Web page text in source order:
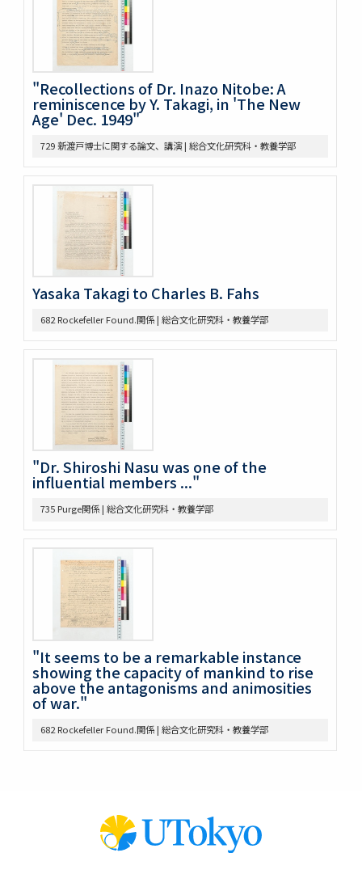
405 Arable Land, Farms
406 Law regard[in]g Immigration
407 Emigrant Protection Law Lemieux Agree’t &
Gentlemen’s Ag.
410 [land question in the west]
411 Jernegan Y.N.’s attitude tow. Land policy
419 Johnson Lectures
425 高木抜刷及び英文メモ
426 英文ノート
434 14. Survey Jap. Stud. 35
437 5. 英文メモ
438 4. 英文メモ
439 3. McLaughlin 1922
440 2. Lecture Notes + Reading Notes
441 1. U. Chicago
445 6. American Constitutional History, Prof. McIlwain
575 Magsaysay Award
585 Nitobe Journals、新渡戸奨学資金
594 Peace Machinery
628 高木原稿・メモ
629 新渡戸英文著作集関係書類
636 高木原稿 米国革命の政治思想、基本的人権
637 高木原稿(東大以外での講演)
644 NRA関係資料
645 高木原稿とメモ(革新主義)
646 高木原稿とメモ (economic revolution)
647 高木原稿 (Wilson, W)
648 高木原稿 (奴隷問題)
650 高木原稿、メモ
652 高木原稿
653 高木 講義原稿
657 高木論文原稿など
658 政治学研究会
659 Beard, Charles A.関係
663 アメリカ研究セミナー
665 原典アメリカ史関係
669 日本文化関係
677 Foreign Affairs 寄稿論文原稿
678 Farrand著「米国発達史概説」翻訳の件
686 アメリカ史?原稿等
690 アメリカ政治関係原稿等
691 Jameson, J. F.
"Recollections of Dr. Inazo Nitobe: A
reminiscence by Y. Takagi, in 'The New
Age' Dec. 1949"
729 新渡戸博士に関する論文、講演 | 総合文化研究科・教養学部
Yasaka Takagi to Charles B. Fahs
682 Rockefeller Found.関係 | 総合文化研究科・教養学部
"Dr. Shiroshi Nasu was one of the
influential members ..."
735 Purge関係 | 総合文化研究科・教養学部
"It seems to be a remarkable instance
showing the capacity of mankind to rise
above the antagonisms and animosities
of war."
682 Rockefeller Found.関係 | 総合文化研究科・教養学部